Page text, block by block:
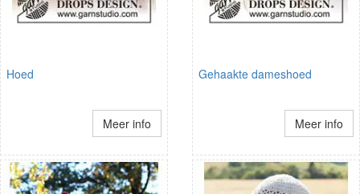
Hoed
Meer info
Gehaakte dameshoed
Meer info